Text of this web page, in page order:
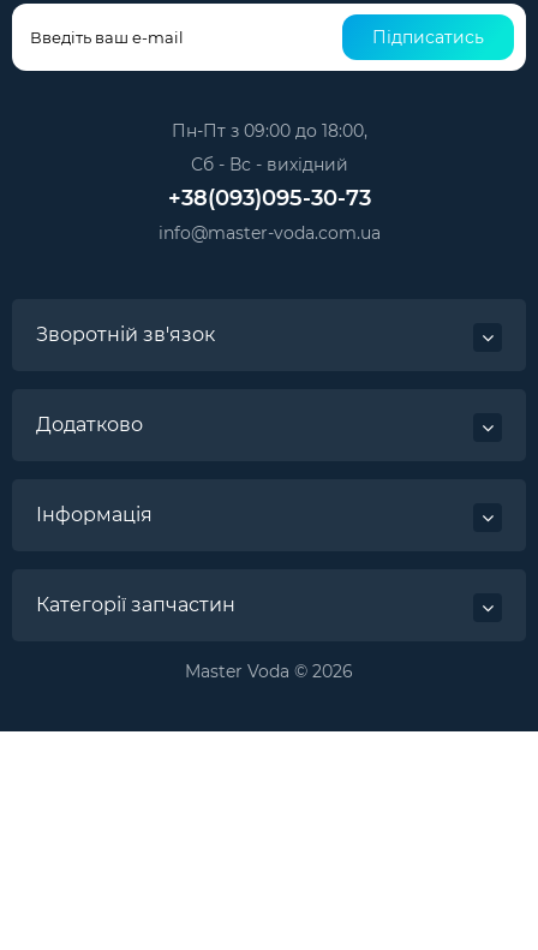
Підписатись
Пн-Пт з 09:00 до 18:00,
Сб - Вс - вихідний
+38(093)095-30-73
info@master-voda.com.ua
Зворотній зв'язок
Додатково
Інформація
Категорії запчастин
Master Voda © 2026